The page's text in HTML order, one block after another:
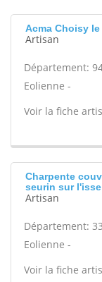
Acma Choisy
Artisan
Département:
Eolienne -
Voir la fiche
Charpente
seurin sur l'isse
Artisan
Département: 33
Eolienne -
Voir la fiche